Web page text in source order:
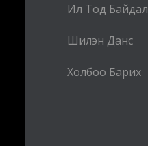
Ил Тод Байдал
Шилэн Данс
Холбоо Барих